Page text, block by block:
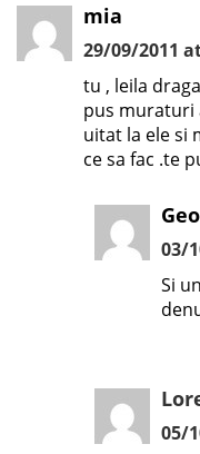
mia
29/09/2011
tu , leila
pus muraturi
uitat la ele si
ce sa fac .te
03/
Si
05/